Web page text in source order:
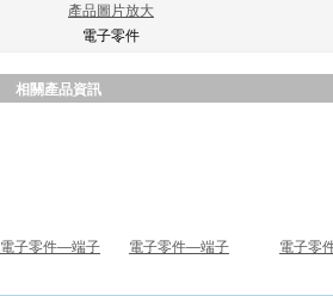
產品圖片放大
電子零件
相關產品資訊
電子零件—端子 電子零件—端子 電子零